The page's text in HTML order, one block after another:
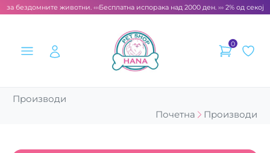
за бездомните животни. ‹‹‹Бесплатна испорака над 2000 ден. ››› 2% од
0
Производи
Почетна
Производи